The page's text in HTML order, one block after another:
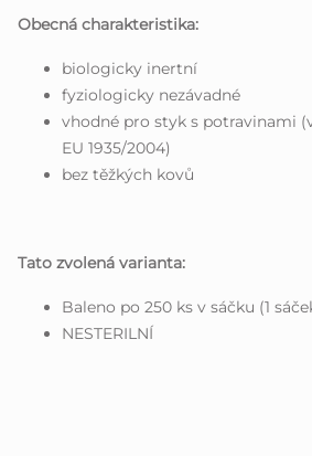
Obecná charakteristika:
biologicky inertní
fyziologicky nezávadné
vhodné pro styk s potravinami
EU 1935/2004)
bez těžkých kovů
Tato zvolená varianta:
Baleno po 250 ks v sáčku (1
NESTERILNÍ